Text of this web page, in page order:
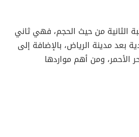
الثانية من حيث الحجم، فهي ثاني
بعد مدينة الرياض، بالإضافة إلى
الأحمر، ومن أهم مواردها